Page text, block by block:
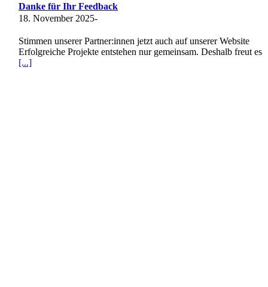
Danke für Ihr Feedback
18. November 2025-
Stimmen unserer Partner:innen jetzt auch auf unserer Website
Erfolgreiche Projekte entstehen nur gemeinsam. Deshalb freut es
[...]